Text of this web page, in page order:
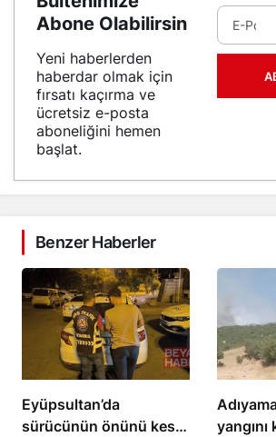
Abone Olabilirsin
Yeni haberlerden
haberdar olmak için
fırsatı kaçırma ve
ücretsiz e-posta
aboneliğini hemen
başlat.
Benzer Haberler
Eyüpsultan’da
sürücünün önünü kesip